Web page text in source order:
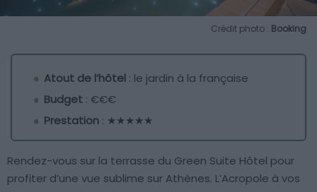
Crédit photo : Booking
Atout de l’hôtel : le jardin à la française
Budget : €€€
Prestation : ★★★★★
Rendez-vous sur la terrasse du Green Suite Hôtel pour
profiter d’une vue sublime sur Athènes. L’Acropole à vos